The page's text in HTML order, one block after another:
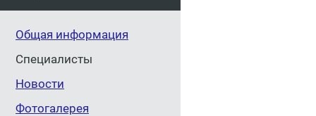
Общая информация
Специалисты
Новости
Фотогалерея